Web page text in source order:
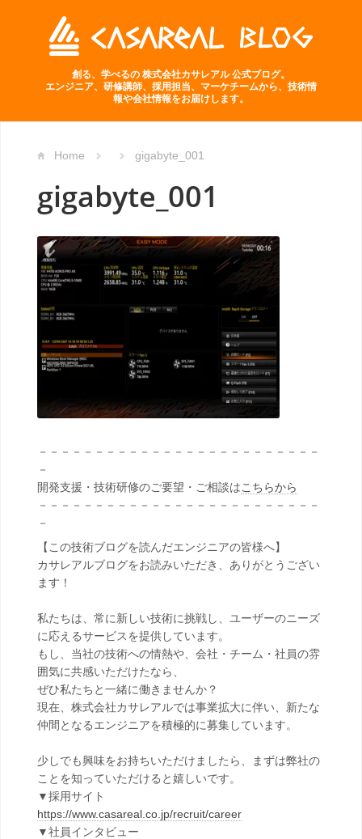
創る、学べるの 株式会社カサレアル 公式ブログ。
エンジニア、研修講師、採用担当、マーケチームから、技術情
報や会社情報をお届けします。
Home gigabyte_001
gigabyte_001
－－－－－－－－－－－－－－－－－－－－－－－－－
－
開発支援・技術研修のご要望・ご相談はこちらから
－－－－－－－－－－－－－－－－－－－－－－－－－
－
【この技術ブログを読んだエンジニアの皆様へ】
カサレアルブログをお読みいただき、ありがとうござい
ます！
私たちは、常に新しい技術に挑戦し、ユーザーのニーズ
に応えるサービスを提供しています。
もし、当社の技術への情熱や、会社・チーム・社員の雰
囲気に共感いただけたなら、
ぜひ私たちと一緒に働きませんか？
現在、株式会社カサレアルでは事業拡大に伴い、新たな
仲間となるエンジニアを積極的に募集しています。
少しでも興味をお持ちいただけましたら、まずは弊社の
ことを知っていただけると嬉しいです。
▼採用サイト
https://www.casareal.co.jp/recruit/career
▼社員インタビュー